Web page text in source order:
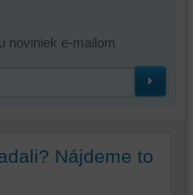
noviniek e-mailom
Nájdeme to